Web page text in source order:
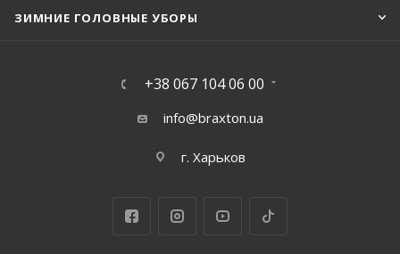
ЗИМНИЕ ГОЛОВНЫЕ УБОРЫ
+38 067 104 06 00
info@braxton.ua
г. Харьков